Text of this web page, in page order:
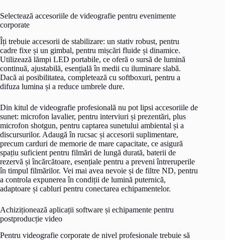
Selectează accesoriile de videografie pentru evenimente
corporate
Îți trebuie accesorii de stabilizare: un stativ robust, pentru
cadre fixe și un gimbal, pentru mișcări fluide și dinamice.
Utilizează lămpi LED portabile, ce oferă o sursă de lumină
continuă, ajustabilă, esențială în medii cu iluminare slabă.
Dacă ai posibilitatea, completează cu softboxuri, pentru a
difuza lumina și a reduce umbrele dure.
Din kitul de videografie profesională nu pot lipsi accesoriile de
sunet: microfon lavalier, pentru interviuri și prezentări, plus
microfon shotgun, pentru captarea sunetului ambiental și a
discursurilor. Adaugă în rucsac și accesorii suplimentare,
precum carduri de memorie de mare capacitate, ce asigură
spațiu suficient pentru filmări de lungă durată, baterii de
rezervă și încărcătoare, esențiale pentru a preveni întreruperile
în timpul filmărilor. Vei mai avea nevoie și de filtre ND, pentru
a controla expunerea în condiții de lumină puternică,
adaptoare și cabluri pentru conectarea echipamentelor.
Achiziționează aplicații software și echipamente pentru
postproducție video
Pentru videografie corporate de nivel profesionale trebuie să